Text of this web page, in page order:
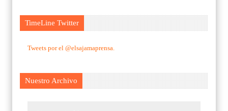
TimeLine Twitter
Tweets por el @elsajamaprensa.
Nuestro Archivo